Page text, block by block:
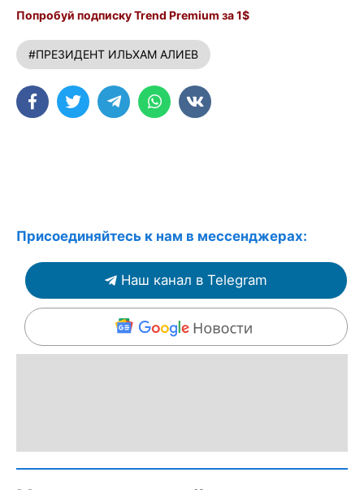
Попробуй подписку Trend Premium за 1$
#ПРЕЗИДЕНТ ИЛЬХАМ АЛИЕВ
Присоединяйтесь к нам в мессенджерах:
Наш канал в Telegram